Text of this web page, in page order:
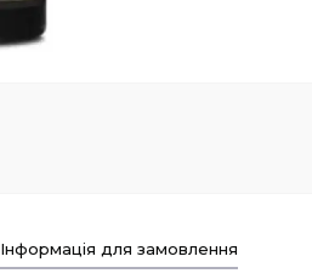
Інформація для замовлення